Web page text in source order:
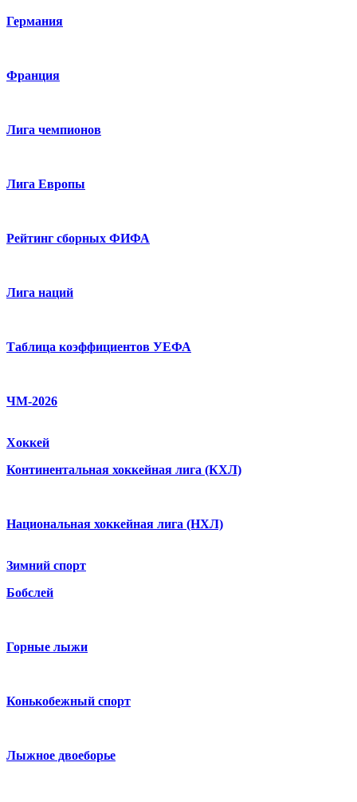
Германия
Франция
Лига чемпионов
Лига Европы
Рейтинг сборных ФИФА
Лига наций
Таблица коэффициентов УЕФА
ЧМ-2026
Хоккей
Континентальная хоккейная лига (КХЛ)
Национальная хоккейная лига (НХЛ)
Зимний спорт
Бобслей
Горные лыжи
Конькобежный спорт
Лыжное двоеборье